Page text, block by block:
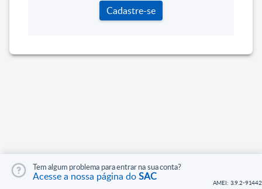
Tem algum problema para entrar na sua conta?
Acesse a nossa página doSAC
Cadastre-se
AMEI: 3.9.2-91442